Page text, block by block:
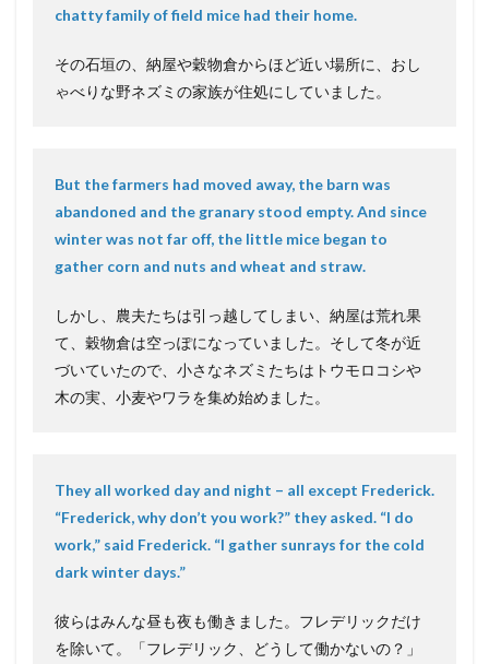
chatty family of field mice had their home.
その石垣の、納屋や穀物倉からほど近い場所に、おし
ゃべりな野ネズミの家族が住処にしていました。
But the farmers had moved away, the barn was
abandoned and the granary stood empty. And since
winter was not far off, the little mice began to
gather corn and nuts and wheat and straw.
しかし、農夫たちは引っ越してしまい、納屋は荒れ果
て、穀物倉は空っぽになっていました。そして冬が近
づいていたので、小さなネズミたちはトウモロコシや
木の実、小麦やワラを集め始めました。
They all worked day and night – all except Frederick.
“Frederick, why don’t you work?” they asked. “I do
work,” said Frederick. “I gather sunrays for the cold
dark winter days.”
彼らはみんな昼も夜も働きました。フレデリックだけ
を除いて。「フレデリック、どうして働かないの？」